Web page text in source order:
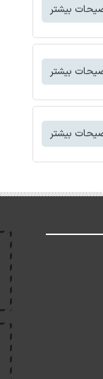
بیشتر
بیشتر
بیشتر